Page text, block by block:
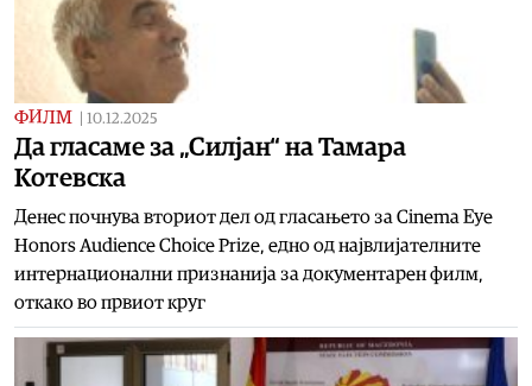
ФИЛМ 10.12.2025
Да гласаме за „Силјан“ на Тамара
Котевска
Денес почнува вториот дел од гласањето за Cinema Eye
Honors Audience Choice Prize, едно од највлијателните
интернационални признанија за документарен филм,
откако во првиот круг